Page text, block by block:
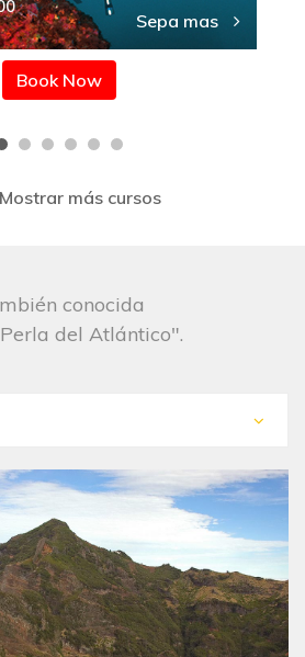
Sepa mas
Book Now
Mostrar más cursos
conocida
del Atlántico".